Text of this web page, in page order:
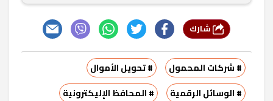
# شركات المحمول
# تحويل الأموال
# الوسائل الرقمية
# المحافظ الإليكترونية